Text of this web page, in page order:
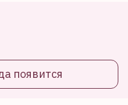
появится